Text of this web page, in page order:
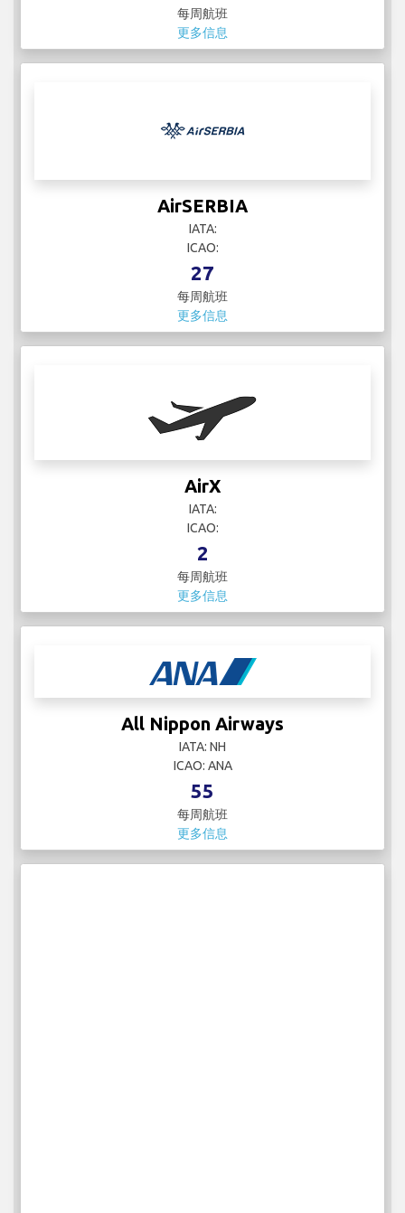
每周航班
更多信息
AirSERBIA
IATA:
ICAO:
27
每周航班
更多信息
AirX
IATA:
ICAO:
2
每周航班
更多信息
All Nippon Airways
IATA: NH
ICAO: ANA
55
每周航班
更多信息